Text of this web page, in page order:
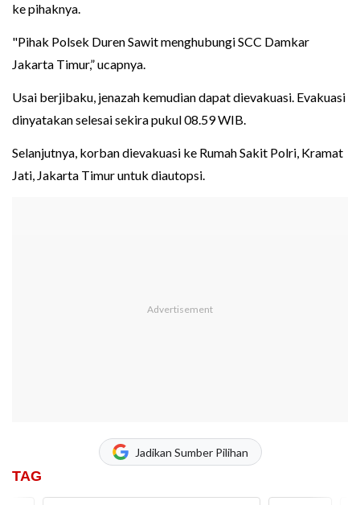
ke pihaknya.
"Pihak Polsek Duren Sawit menghubungi SCC Damkar
Jakarta Timur,” ucapnya.
Usai berjibaku, jenazah kemudian dapat dievakuasi. Evakuasi
dinyatakan selesai sekira pukul 08.59 WIB.
Selanjutnya, korban dievakuasi ke Rumah Sakit Polri, Kramat
Jati, Jakarta Timur untuk diautopsi.
Jadikan Sumber Pilihan
TAG